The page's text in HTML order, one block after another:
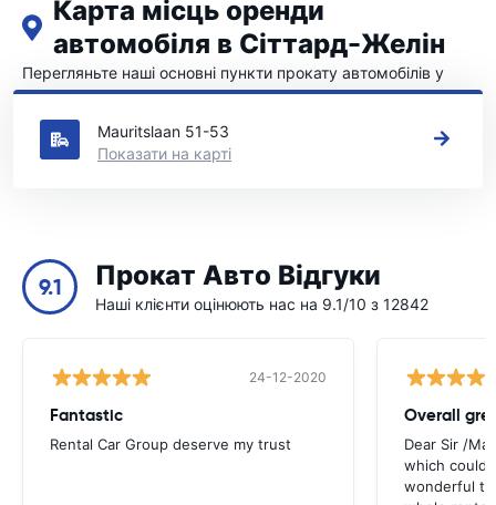
Карта місць оренди
автомобіля в Сіттард-Желін
Перегляньте наші основні пункти прокату автомобілів у
Сіттард-Желін
Mauritslaan 51-53
Показати на карті
9.1 Прокат Авто Відгуки
Наші клієнти оцінюють нас на 9.1/10 з 12842
24-12-2020
Fantastic
Rental Car Group deserve my trust
Overall
Dear Sir /
which could
wonderful to